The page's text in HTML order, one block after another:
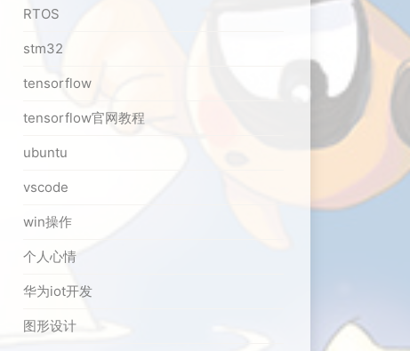
RTOS
stm32
tensorflow
tensorflow官网教程
ubuntu
vscode
win操作
个人心情
华为iot开发
图形设计